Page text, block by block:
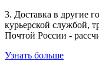
3. Доставка в другие
курьерской службой,
Почтой России -
Узнать больше